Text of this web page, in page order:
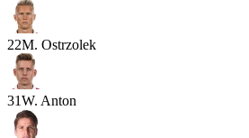
22M. Ostrzolek
31W. Anton